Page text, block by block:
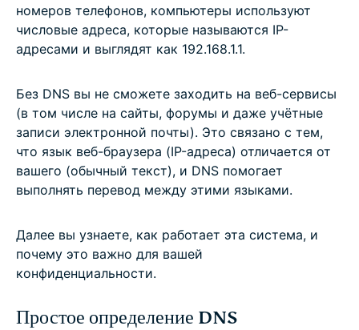
номеров телефонов, компьютеры используют
числовые адреса, которые называются IP-
адресами и выглядят как 192.168.1.1.
Без DNS вы не сможете заходить на веб-сервисы
(в том числе на сайты, форумы и даже учётные
записи электронной почты). Это связано с тем,
что язык веб-браузера (IP-адреса) отличается от
вашего (обычный текст), и DNS помогает
выполнять перевод между этими языками.
Далее вы узнаете, как работает эта система, и
почему это важно для вашей
конфиденциальности.
Простое определение DNS